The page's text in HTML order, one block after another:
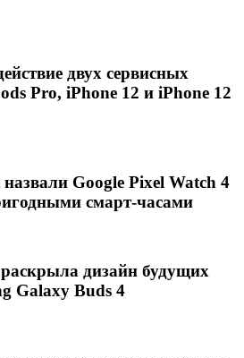
двух сервисных
Pro, iPhone 12 и iPhone 12
Google Pixel Watch 4
смарт-часами
дизайн будущих
Galaxy Buds 4